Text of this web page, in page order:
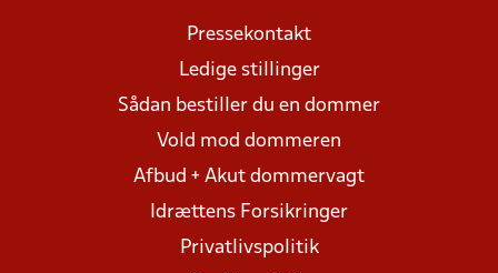
Pressekontakt
Ledige stillinger
Sådan bestiller du en dommer
Vold mod dommeren
Afbud + Akut dommervagt
Idrættens Forsikringer
Privatlivspolitik